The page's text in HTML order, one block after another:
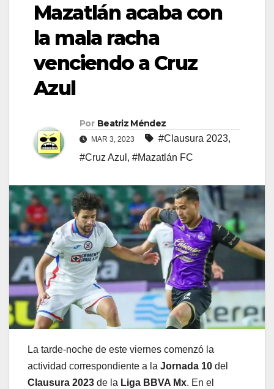
Mazatlán acaba con
la mala racha
venciendo a Cruz
Azul
Por Beatriz Méndez
MAR 3, 2023 #Clausura 2023,
#Cruz Azul , #Mazatlán FC
La tarde-noche de este viernes comenzó la
actividad correspondiente a la Jornada 10 del
Clausura 2023 de la Liga BBVA Mx. En el